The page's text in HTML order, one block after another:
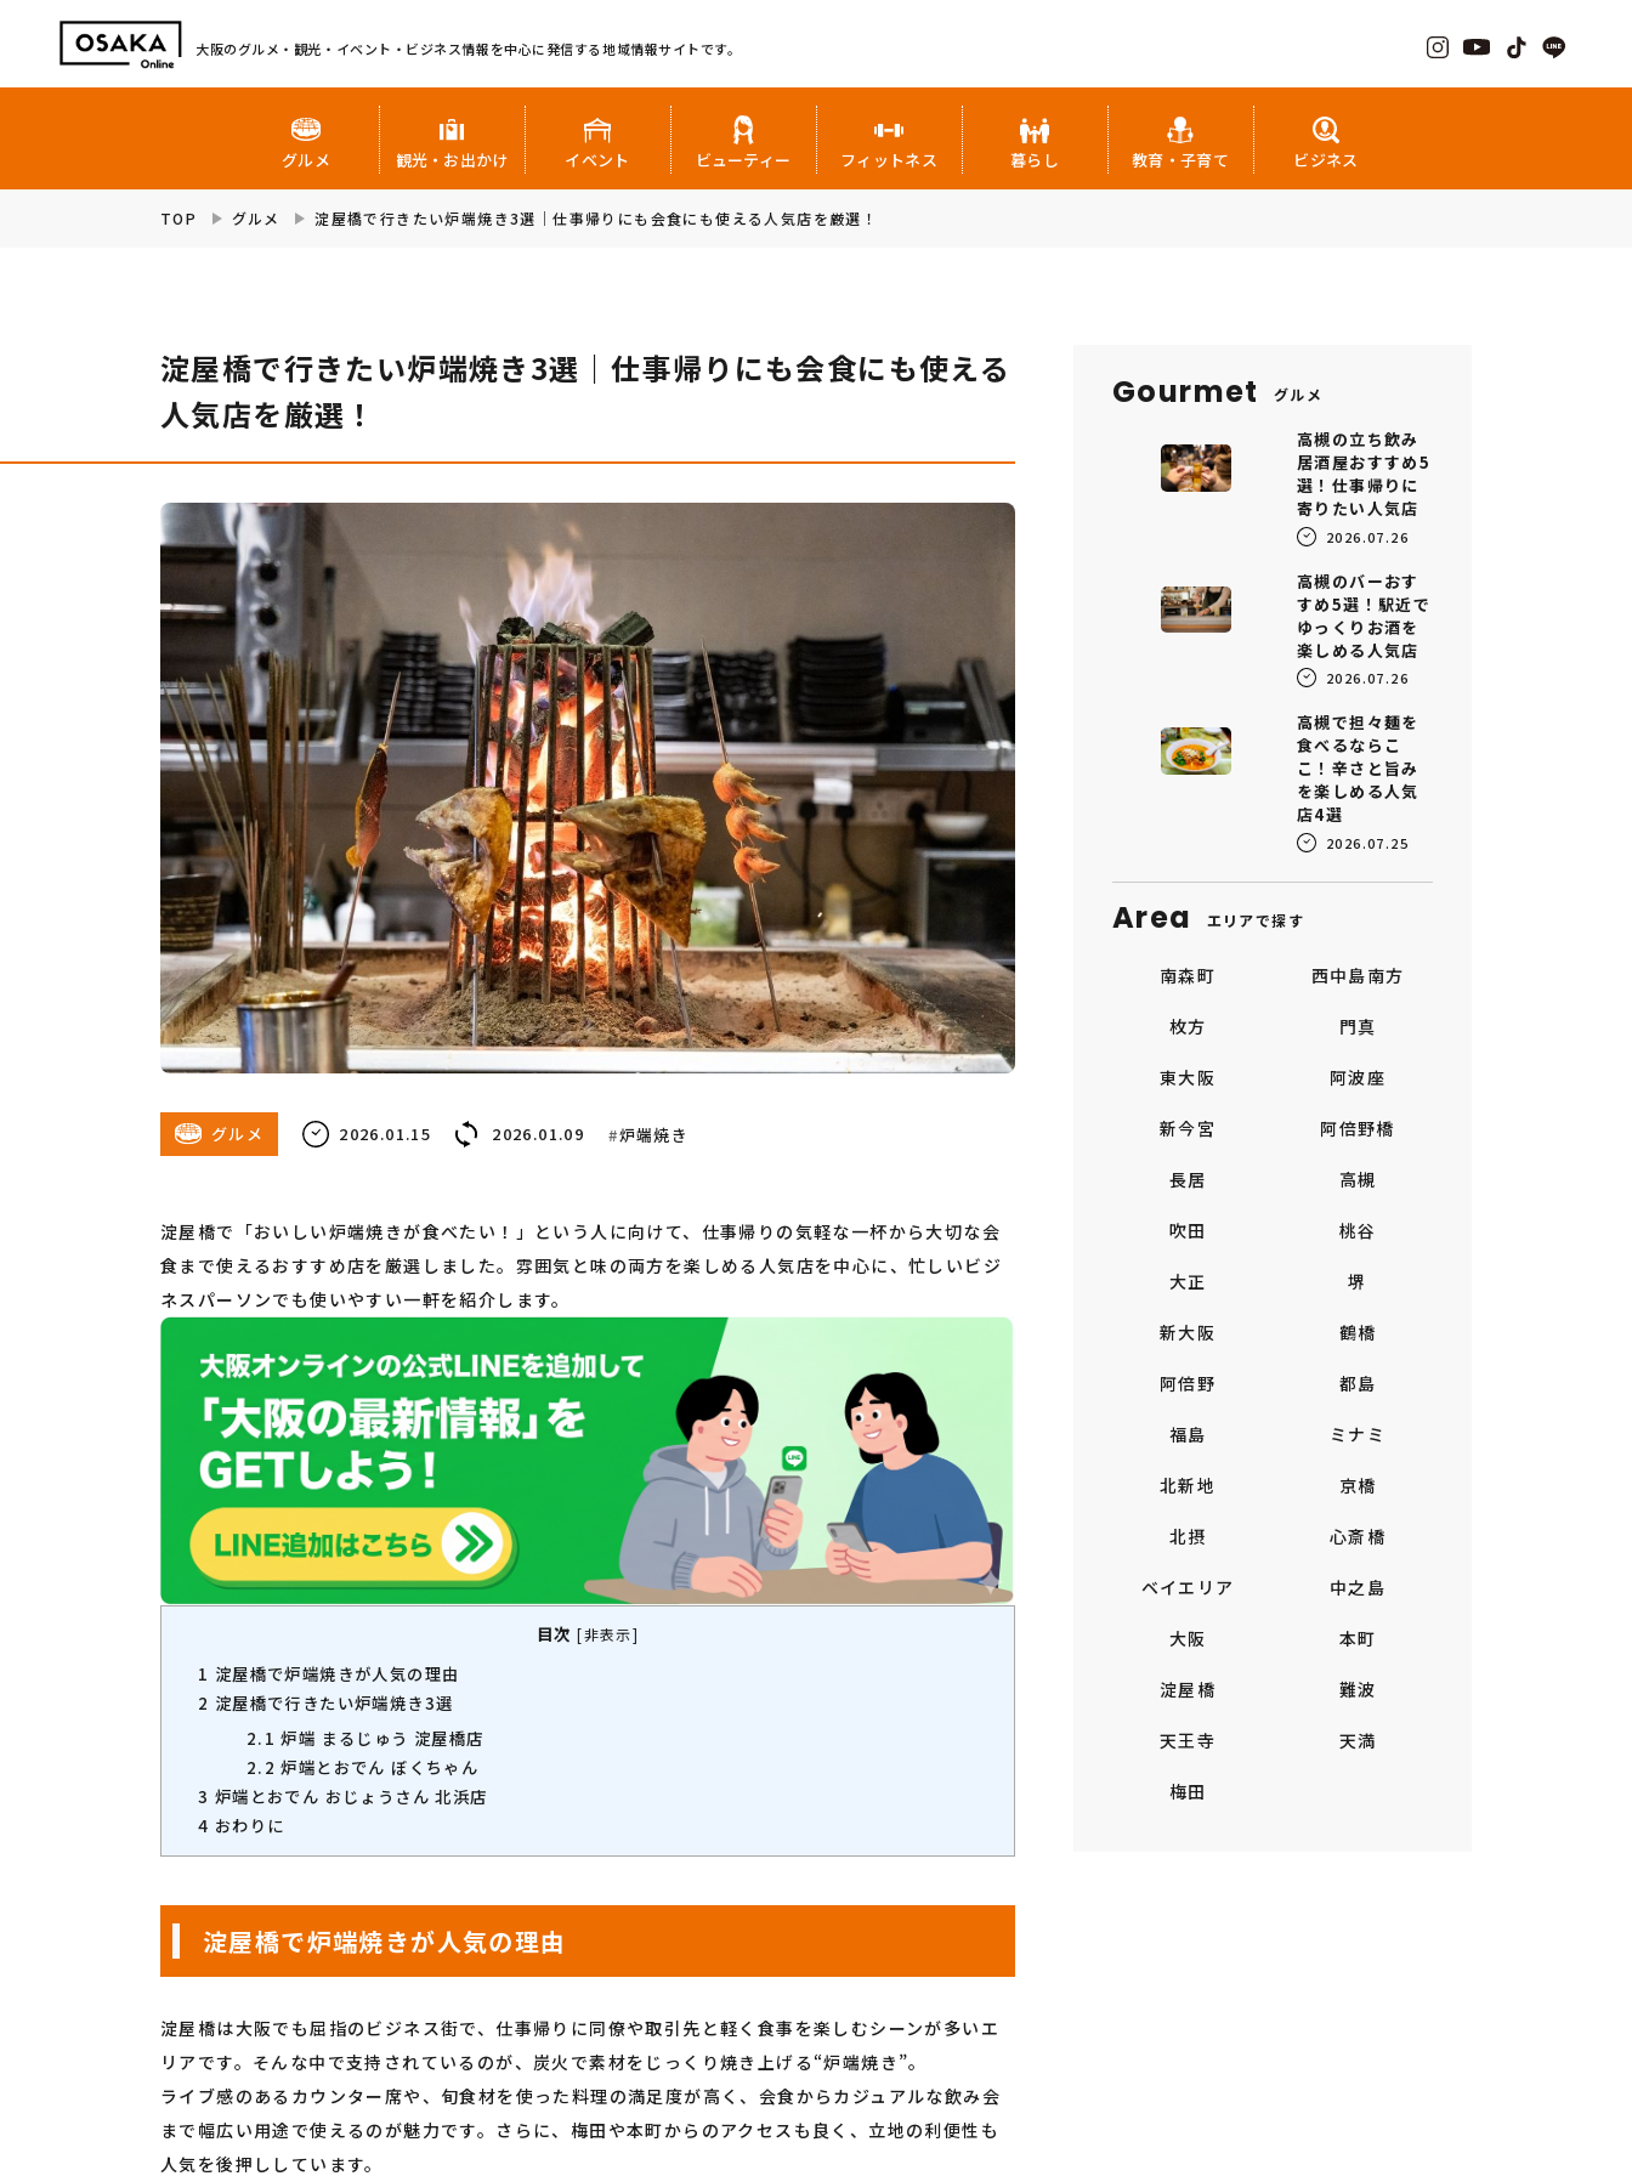
大阪のグルメ・観光・イベント・ビジネス情報を中心に発信する地域情報サイトです。
グルメ 観光・お出かけ イベント ビューティー フィットネス 暮らし 教育・子育て ビジネス
TOP グルメ 淀屋橋で行きたい炉端焼き3選｜仕事帰りにも会食にも使える人気店を厳選！
淀屋橋で行きたい炉端焼き3選｜仕事帰りにも会食にも使える
人気店を厳選！
グルメ 2026.01.15 2026.01.09 炉端焼き
淀屋橋で「おいしい炉端焼きが食べたい！」という人に向けて、仕事帰りの気軽な一杯から大切な会
食まで使えるおすすめ店を厳選しました。雰囲気と味の両方を楽しめる人気店を中心に、忙しいビジ
ネスパーソンでも使いやすい一軒を紹介します。
目次 [非表示]
1 淀屋橋で炉端焼きが人気の理由
2 淀屋橋で行きたい炉端焼き3選
2.1 炉端 まるじゅう 淀屋橋店
2.2 炉端とおでん ぼくちゃん
3 炉端とおでん おじょうさん 北浜店
4 おわりに
淀屋橋で炉端焼きが人気の理由
淀屋橋は大阪でも屈指のビジネス街で、仕事帰りに同僚や取引先と軽く食事を楽しむシーンが多いエ
リアです。そんな中で支持されているのが、炭火で素材をじっくり焼き上げる“炉端焼き”。
ライブ感のあるカウンター席や、旬食材を使った料理の満足度が高く、会食からカジュアルな飲み会
まで幅広い用途で使えるのが魅力です。さらに、梅田や本町からのアクセスも良く、立地の利便性も
人気を後押ししています。
Gourmet グルメ
高槻の立ち飲み
居酒屋おすすめ5
選！仕事帰りに
寄りたい人気店
2026.07.26
高槻のバーおす
すめ5選！駅近で
ゆっくりお酒を
楽しめる人気店
2026.07.26
高槻で担々麺を
食べるならこ
こ！辛さと旨み
を楽しめる人気
店4選
2026.07.25
Area エリアで探す
南森町 西中島南方
枚方 門真
東大阪 阿波座
新今宮 阿倍野橋
長居 高槻
吹田 桃谷
大正 堺
新大阪 鶴橋
阿倍野 都島
福島 ミナミ
北新地 京橋
北摂 心斎橋
ベイエリア 中之島
大阪 本町
淀屋橋 難波
天王寺 天満
梅田